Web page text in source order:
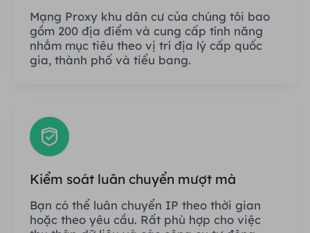
Mạng Proxy khu dân cư của chúng tôi bao
gồm 200 địa điểm và cung cấp tính năng
nhắm mục tiêu theo vị trí địa lý cấp quốc
gia, thành phố và tiểu bang.
Kiểm soát luân chuyển mượt mà
Bạn có thể luân chuyển IP theo thời gian
hoặc theo yêu cầu. Rất phù hợp cho việc